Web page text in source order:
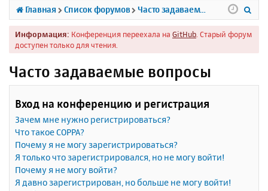
л
к
у
м
д
Главная Список форумов Часто задаваемые вопросы
Информация: Конференция переехала на GitHub . Старый форум
доступен только для чтения.
Часто задаваемые вопросы
Вход на конференцию и регистрация
Зачем мне нужно регистрироваться?
Что такое COPPA?
Почему я не могу зарегистрироваться?
Я только что зарегистрировался, но не могу войти!
Почему я не могу войти?
Я давно зарегистрирован, но больше не могу войти!